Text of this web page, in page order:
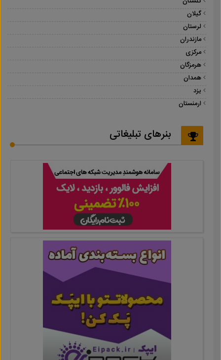
گیلان
لرستان
مازندران
مرکزی
هرمزگان
همدان
یزد
ارمنستان
بنرهای تبلیغاتی